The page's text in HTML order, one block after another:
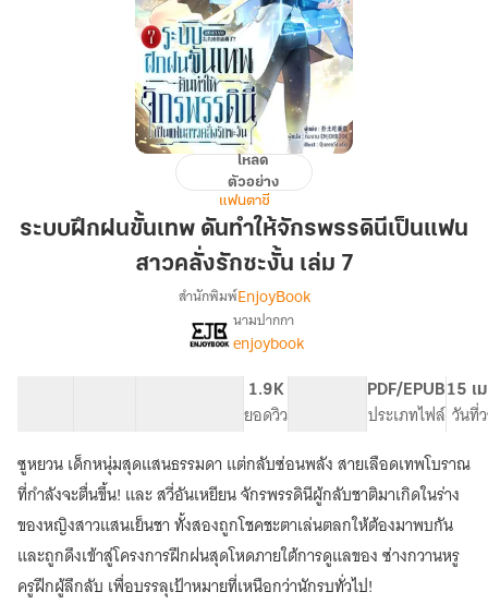
ระบบ
ขั้น
ดัน
จักรพรรดิ
เป็น
สาว
คลั่ง
ซะ
งั้น
เล่ม
7
โหลด
ตัวอย่าง
แฟนตาซี
ระบบฝึกฝนขั้นเทพ ดันทำให้จักรพรรดินีเป็นแฟน
สาวคลั่งรักซะงั้น เล่ม 7
เรื่อง
ระบบ
ฝึกฝน
ขั้น
เทพ
ดัน
ทำให้
จักรพรรดิ
นี
เป็น
แฟน
สาว
คลั่ง
สำนักพิมพ์EnjoyBook
นามปากกา
enjoybook
1.9K
ยอดวิว
PDF/EPUB
ประเภทไฟล์
15 เ
วันที่
ซูหยวน เด็กหนุ่มสุดแสนธรรมดา แต่กลับซ่อนพลัง สายเลือดเทพโบราณ
ที่กำลังจะตื่นขึ้น! และ สวี่อันเหยียน จักรพรรดินีผู้กลับชาติมาเกิดในร่าง
ของหญิงสาวแสนเย็นชา ทั้งสองถูกโชคชะตาเล่นตลกให้ต้องมาพบกัน
และถูกดึงเข้าสู่โครงการฝึกฝนสุดโหดภายใต้การดูแลของ ซ่างกวานหรู
ครูฝึกผู้ลึกลับ เพื่อบรรลุเป้าหมายที่เหนือกว่านักรบทั่วไป!